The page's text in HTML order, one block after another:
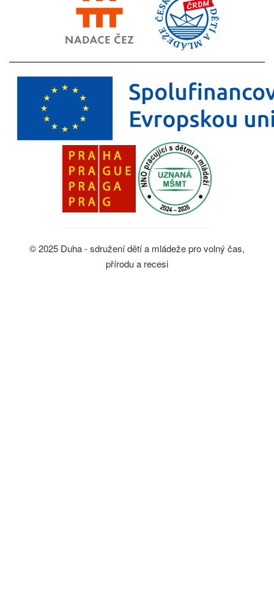
© 2025 Duha - sdružení dětí a mládeže pro volný čas,
přírodu a recesi